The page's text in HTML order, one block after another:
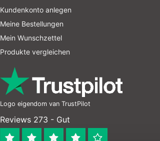
Kundenkonto anlegen
Meine Bestellungen
Mein Wunschzettel
Produkte vergleichen
Logo eigendom van TrustPilot
Reviews 273 - Gut